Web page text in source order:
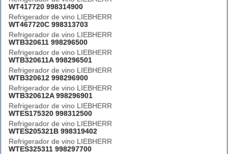
WT417720 998314900
Refrigerador de vino LIEBHERR
WT467720C 998313703
Refrigerador de vino LIEBHERR
WTB320611 998296500
Refrigerador de vino LIEBHERR
WTB320611A 998296501
Refrigerador de vino LIEBHERR
WTB320612 998296900
Refrigerador de vino LIEBHERR
WTB320612A 998296901
Refrigerador de vino LIEBHERR
WTES175320 998312500
Refrigerador de vino LIEBHERR
WTES205321B 998319402
Refrigerador de vino LIEBHERR
WTES325311 998297700